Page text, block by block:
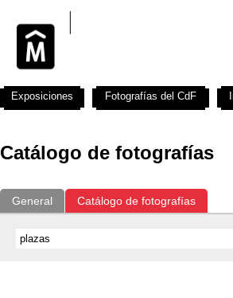
Catálogo de fotografías
General Catálogo de fotografías
Exposiciones Fotografías del CdF